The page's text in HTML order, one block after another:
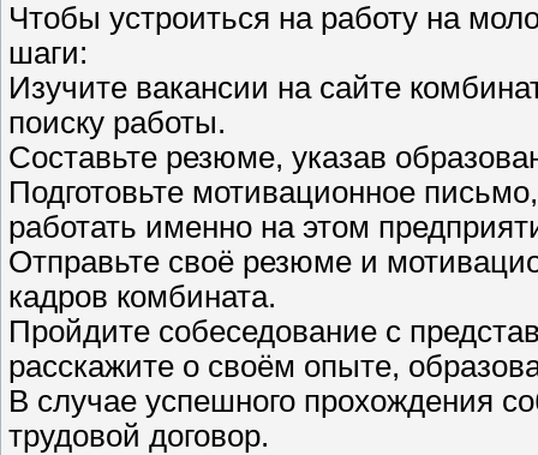
Чтобы устроиться на работу на
шаги:
Изучите вакансии на сайте
поиску работы.
Составьте резюме, указав
Подготовьте мотивационное
работать именно на этом
Отправьте своё резюме и
кадров комбината.
Пройдите собеседование с
расскажите о своём опыте,
В случае успешного прохождения
трудовой договор.